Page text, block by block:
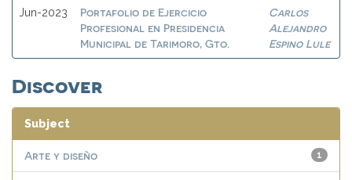
Jun-2023
Portafolio de Ejercicio
Profesional en Presidencia
Municipal de Tarimoro, Gto.
Carlos
Alejandro
Espino Lule
Discover
Subject
1
Arte y diseño